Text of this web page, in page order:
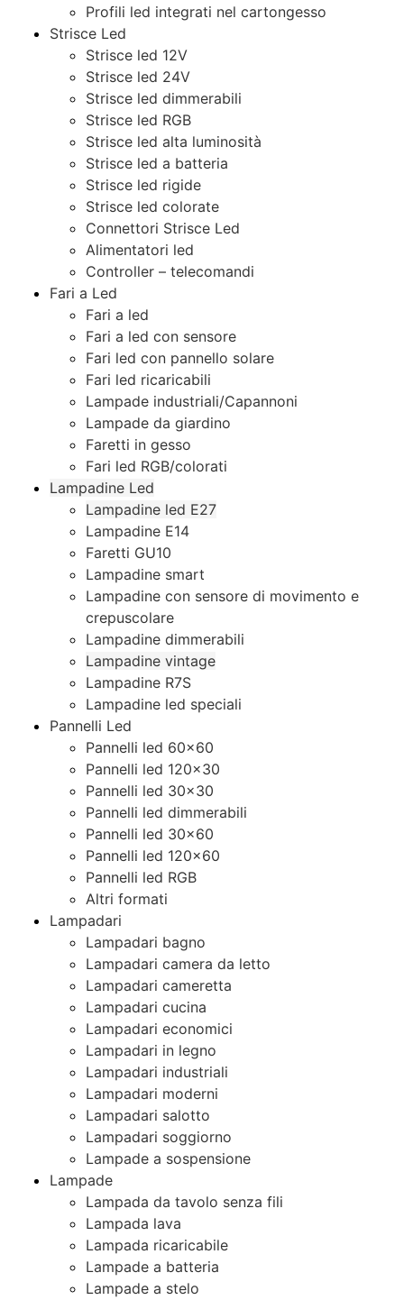
Profili led integrati nel cartongesso
Strisce Led
Strisce led 12V
Strisce led 24V
Strisce led dimmerabili
Strisce led RGB
Strisce led alta luminosità
Strisce led a batteria
Strisce led rigide
Strisce led colorate
Connettori Strisce Led
Alimentatori led
Controller – telecomandi
Fari a Led
Fari a led
Fari a led con sensore
Fari led con pannello solare
Fari led ricaricabili
Lampade industriali/Capannoni
Lampade da giardino
Faretti in gesso
Fari led RGB/colorati
Lampadine Led
Lampadine led E27
Lampadine E14
Faretti GU10
Lampadine smart
Lampadine con sensore di movimento e
crepuscolare
Lampadine dimmerabili
Lampadine vintage
Lampadine R7S
Lampadine led speciali
Pannelli Led
Pannelli led 60×60
Pannelli led 120×30
Pannelli led 30×30
Pannelli led dimmerabili
Pannelli led 30×60
Pannelli led 120×60
Pannelli led RGB
Altri formati
Lampadari
Lampadari bagno
Lampadari camera da letto
Lampadari cameretta
Lampadari cucina
Lampadari economici
Lampadari in legno
Lampadari industriali
Lampadari moderni
Lampadari salotto
Lampadari soggiorno
Lampade a sospensione
Lampade
Lampada da tavolo senza fili
Lampada lava
Lampada ricaricabile
Lampade a batteria
Lampade a stelo